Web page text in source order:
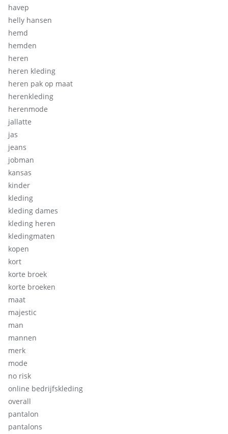
havep
helly hansen
hemd
hemden
heren
heren kleding
heren pak op maat
herenkleding
herenmode
jallatte
jas
jeans
jobman
kansas
kinder
kleding
kleding dames
kleding heren
kledingmaten
kopen
kort
korte broek
korte broeken
maat
majestic
man
mannen
merk
mode
no risk
online bedrijfskleding
overall
pantalon
pantalons